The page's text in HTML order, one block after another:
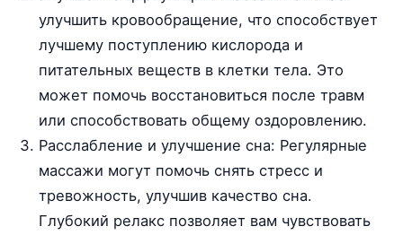
улучшить кровообращение, что способствует
лучшему поступлению кислорода и
питательных веществ в клетки тела. Это
может помочь восстановиться после травм
или способствовать общему оздоровлению.
Расслабление и улучшение сна: Регулярные
массажи могут помочь снять стресс и
тревожность, улучшив качество сна.
Глубокий релакс позволяет вам чувствовать